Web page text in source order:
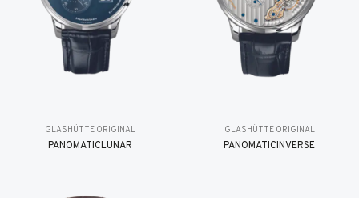
GLASHÜTTE ORIGINAL
PANOMATICLUNAR
GLASHÜTTE ORIGINAL
PANOMATICINVERSE